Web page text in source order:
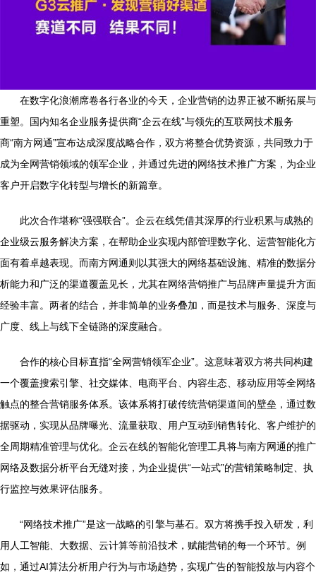
在数字化浪潮席卷各行各业的今天，企业营销的边界正被不断拓展与
重塑。国内知名企业服务提供商“企云在线”与领先的互联网技术服务
商“南方网通”宣布达成深度战略合作，双方将整合优势资源，共同致力于
成为全网营销领域的领军企业，并通过先进的网络技术推广方案，为企业
客户开启数字化转型与增长的新篇章。
此次合作堪称“强强联合”。企云在线凭借其深厚的行业积累与成熟的
企业级云服务解决方案，在帮助企业实现内部管理数字化、运营智能化方
面有着卓越表现。而南方网通则以其强大的网络基础设施、精准的数据分
析能力和广泛的渠道覆盖见长，尤其在网络营销推广与品牌声量提升方面
经验丰富。两者的结合，并非简单的业务叠加，而是技术与服务、深度与
广度、线上与线下全链路的深度融合。
合作的核心目标直指“全网营销领军企业”。这意味著双方将共同构建
一个覆盖搜索引擎、社交媒体、电商平台、内容生态、移动应用等全网络
触点的整合营销服务体系。该体系将打破传统营销渠道间的壁垒，通过数
据驱动，实现从品牌曝光、流量获取、用户互动到销售转化、客户维护的
全周期精准管理与优化。企云在线的智能化管理工具将与南方网通的推广
网络及数据分析平台无缝对接，为企业提供“一站式”的营销策略制定、执
行监控与效果评估服务。
“网络技术推广”是这一战略的引擎与基石。双方将携手投入研发，利
用人工智能、大数据、云计算等前沿技术，赋能营销的每一个环节。例
如，通过AI算法分析用户行为与市场趋势，实现广告的智能投放与内容个